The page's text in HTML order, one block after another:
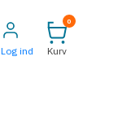
Log ind
0
Kurv